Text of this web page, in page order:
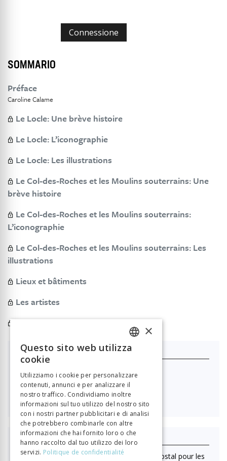
Connessione
SOMMARIO
Préface
Caroline Calame
Le Locle: Une brève histoire
Le Locle: L’iconographie
Le Locle: Les illustrations
Le Col-des-Roches et les Moulins souterrains: Une
brève histoire
Le Col-des-Roches et les Moulins souterrains:
L’iconographie
Le Col-des-Roches et les Moulins souterrains: Les
illustrations
Lieux et bâtiments
Les artistes
Bibliographie
Je m'abonne
Nouvelle Revue Neuchâteloise
40.00 
J'achète ce numéro
(Lecture en ligne uniquement. Pas d'envoi postal pour les
FRENCH
×
Questo sito web utilizza
cookie
Utilizziamo i cookie per personalizzare
contenuti, annunci e per analizzare il
nostro traffico. Condividiamo inoltre
informazioni sul tuo utilizzo del nostro sito
con i nostri partner pubblicitari e di analisi
che potrebbero combinarle con altre
informazioni che hai fornito loro o che
hanno raccolto dal tuo utilizzo dei loro
servizi. Politique de confidentialité